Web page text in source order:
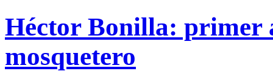
Héctor Bonilla: primer
mosquetero